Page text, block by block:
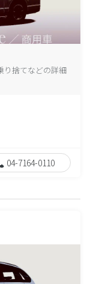
り捨てなどの詳細
04-7164-0110